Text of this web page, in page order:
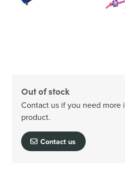
Out of stock
Contact us if you need
product.
Contact us